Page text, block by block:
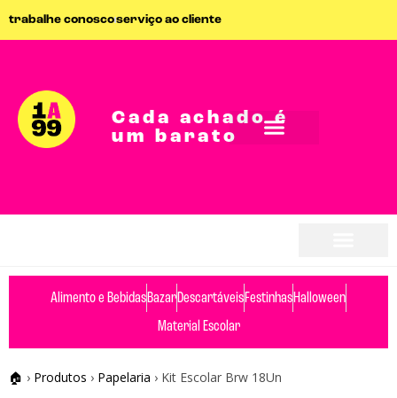
trabalhe conoscoserviço ao cliente
Cada achado é
um barato
Alimento e BebidasBazarDescartáveisFestinhasHalloween
Material Escolar
🏠 › Produtos › Papelaria › Kit Escolar Brw 18Un